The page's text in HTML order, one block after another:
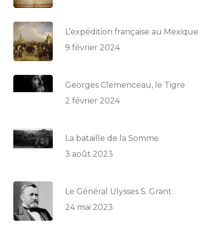
L’expédition française au Mexique
9 février 2024
Georges Clemenceau, le Tigre
2 février 2024
La bataille de la Somme
3 août 2023
Le Général Ulysses S. Grant
24 mai 2023